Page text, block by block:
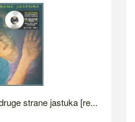
strane jastuka [re...